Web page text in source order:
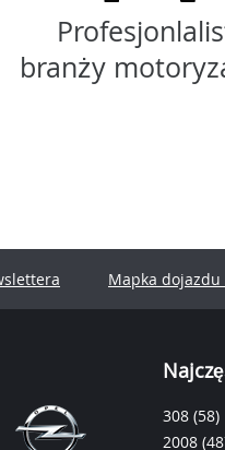
branży
Mapka
308 (58)
2008